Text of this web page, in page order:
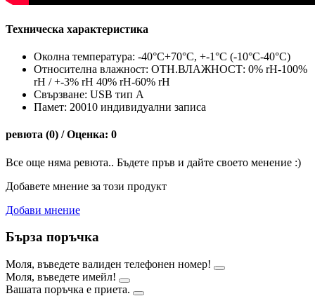
Техническа характеристика
Околна температура: -40°C+70°C, +-1°C (-10°C-40°C)
Относителна влажност: ОТН.ВЛАЖНОСТ: 0% rH-100%
rH / +-3% rH 40% rH-60% rH
Свързване: USB тип А
Памет: 20010 индивидуални записа
ревюта (0) / Оценка: 0
Все още няма ревюта.. Бъдете пръв и дайте своето менение :)
Добавете мнение за този продукт
Добави мнение
Бърза поръчка
Моля, въведете валиден телефонен номер!
Моля, въведете имейл!
Вашата поръчка е приета.